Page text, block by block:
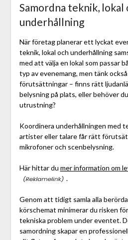
Samordna teknik, lokal
underhållning
När företag planerar ett lyckat
teknik, lokal och underhållning
med att välja en lokal som passar
typ av evenemang, men tänk
förutsättningar – finns rätt
belysning på plats, eller behöver
utrustning?
Koordinera underhållningen med
artister eller talare får rätt
mikrofoner och scenbelysning.
Här hittar du mer information om
.
Genom att tidigt samla alla
körschemat minimerar du risken
tekniska problem under eventet.
samordning skapar en